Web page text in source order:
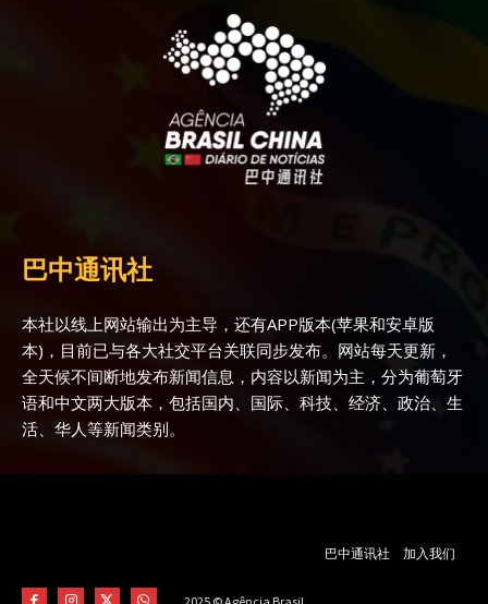
巴中通讯社
本社以线上网站输出为主导，还有APP版本(苹果和安卓版
本)，目前已与各大社交平台关联同步发布。网站每天更新，
全天候不间断地发布新闻信息，内容以新闻为主，分为葡萄牙
语和中文两大版本，包括国内、国际、科技、经济、政治、生
活、华人等新闻类别。
巴中通讯社 加入我们